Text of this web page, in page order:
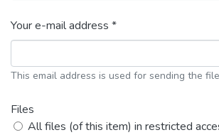
Your e-mail address *
This email address is used for sending the
Files
All files (of this item) in restricted